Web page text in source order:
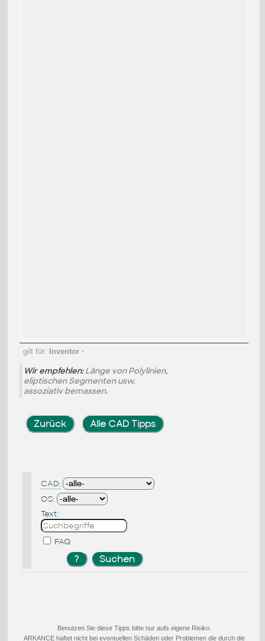
gilt für: Inventor·
Wir empfehlen:Länge von Polylinien,
eliptischen Segmenten usw.
assoziativ bemassen.
Zurück Alle CAD Tipps
CAD:
OS:
Text:
FAQ
Benutzen Sie diese Tipps bitte nur aufs eigene Risiko.
ARKANCE haftet nicht bei eventuellen Schäden oder Problemen die durch die